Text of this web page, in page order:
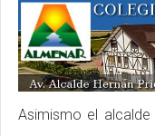
Asimismo el